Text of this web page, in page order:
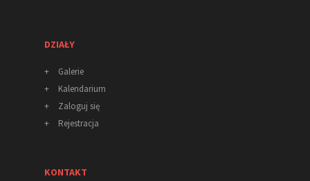
DZIAŁY
+
Galerie
+
Kalendarium
+
Zaloguj się
+
Rejestracja
KONTAKT